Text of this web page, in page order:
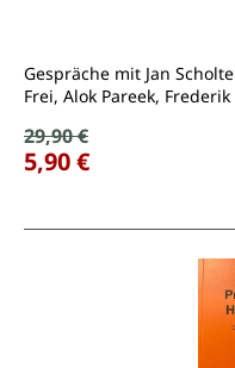
Gespräche mit Jan
Frei, Alok Pareek,
Ulrich Welte, Michal Yakir...
Verkaufspreis:
Regulärer Preis:
29,90 €
5,90 €